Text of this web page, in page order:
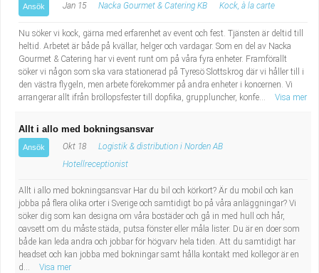
Ansök Jan 15 Nacka Gourmet & Catering KB Kock, à la carte
Nu söker vi kock, gärna med erfarenhet av event och fest. Tjänsten är deltid till
heltid. Arbetet är både på kvällar, helger och vardagar. Som en del av Nacka
Gourmet & Catering har vi event runt om på våra fyra enheter. Framförallt
söker vi någon som ska vara stationerad på Tyresö Slottskrog där vi håller till i
den västra flygeln, men arbete förekommer på andra enheter i koncernen. Vi
arrangerar allt ifrån bröllopsfester till dopfika, gruppluncher, konfe...
Visa mer
Allt i allo med bokningsansvar
Ansök Okt 18
Logistik & distribution i Norden AB
Hotellreceptionist
Allt i allo med bokningsansvar Har du bil och körkort? Är du mobil och kan
jobba på flera olika orter i Sverige och samtidigt bo på våra anläggningar? Vi
söker dig som kan designa om våra bostäder och gå in med hull och hår,
oavsett om du måste städa, putsa fönster eller måla lister. Du är en doer som
både kan leda andra och jobbar för högvarv hela tiden. Att du samtidigt har
headset och kan jobba med bokningar samt hålla kontakt med kollegor är en
d...
Visa mer